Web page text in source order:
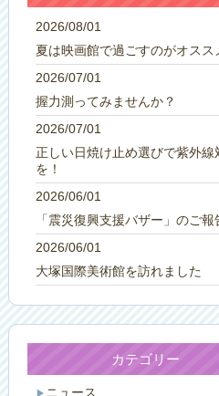
2026/08/01
夏は映画館で過ごすのがオスス
2026/07/01
握力測ってみませんか？
2026/07/01
正しい日焼け止め選びで紫外線
を！
2026/06/01
「震災復興支援バザー」のご報
2026/06/01
大塚国際美術館を訪れました
カテゴリー
ニュース